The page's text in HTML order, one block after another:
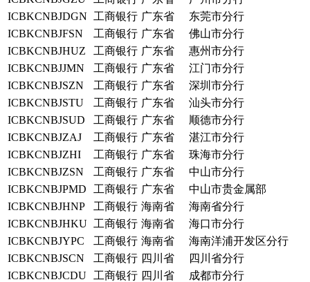
ICBKCNBJDGN
工商银行 广东省
东莞市分行
ICBKCNBJFSN
工商银行 广东省
佛山市分行
ICBKCNBJHUZ
工商银行 广东省
惠州市分行
ICBKCNBJJMN
工商银行 广东省
江门市分行
ICBKCNBJSZN
工商银行 广东省
深圳市分行
ICBKCNBJSTU
工商银行 广东省
汕头市分行
ICBKCNBJSUD
工商银行 广东省
顺德市分行
ICBKCNBJZAJ
工商银行 广东省
湛江市分行
ICBKCNBJZHI
工商银行 广东省
珠海市分行
ICBKCNBJZSN
工商银行 广东省
中山市分行
ICBKCNBJPMD
工商银行 广东省
中山市贵金属部
ICBKCNBJHNP
工商银行 海南省
海南省分行
ICBKCNBJHKU 工商银行 海南省
海口市分行
ICBKCNBJYPC
工商银行 海南省
海南洋浦开发区分行
ICBKCNBJSCN
工商银行 四川省
四川省分行
ICBKCNBJCDU
工商银行 四川省
成都市分行